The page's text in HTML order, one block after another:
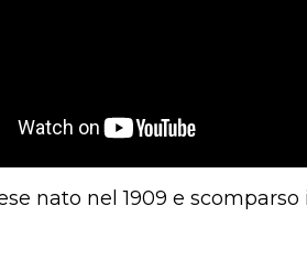
nato nel 1909 e scomparso